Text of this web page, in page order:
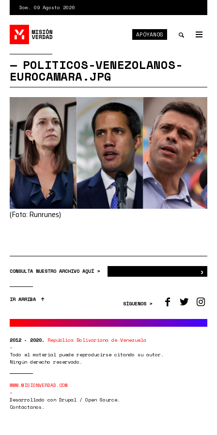
contenido
principal
Dom. 09 Agosto 2026
APÓYANOS
POLITICOS-VENEZOLANOS-
EUROCAMARA.JPG
(Foto: Runrunes)
CONSULTA NUESTRO ARCHIVO AQUÍ > ›
IR ARRIBA
SÍGUENOS >
2012 - 2020. República Bolivariana de Venezuela
Todo el material puede reproducirse citando su autor.
Ningún derecho reservado.
WWW.MISIONVERDAD.COM
Desarrollado con Drupal / Open Source.
Contáctanos.